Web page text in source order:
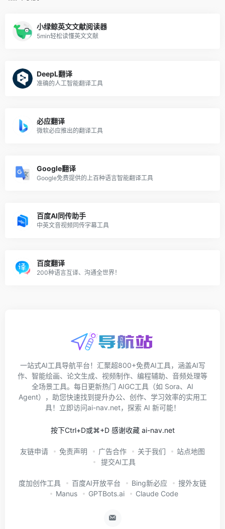
小绿鲸英文文献阅读器
5min轻松读懂英文文献
DeepL翻译
准确的人工智能翻译工具
必应翻译
微软必应推出的翻译工具
Google翻译
Google免费提供的上百种语言智能翻译工具
百度AI同传助手
中英文音视频同传字幕工具
百度翻译
200种语言互译、沟通全世界！
一站式AI工具导航平台！汇聚超800+免费AI工具，涵盖AI写
作、智能绘画、论文生成、视频制作、编程辅助、音频处理等
全场景工具。每日更新热门 AIGC工具（如 Sora、AI
Agent），助您快速找到提升办公、创作、学习效率的实用工
具！立即访问ai-nav.net，探索 AI 新可能！
按下Ctrl+D或⌘+D 感谢收藏 ai-nav.net
友链申请 免责声明 广告合作 关于我们
站点地图
提交AI工具
度加创作工具 百度AI开放平台 Bing新必应
搜外友链
Manus
GPTBots.ai Claude Code